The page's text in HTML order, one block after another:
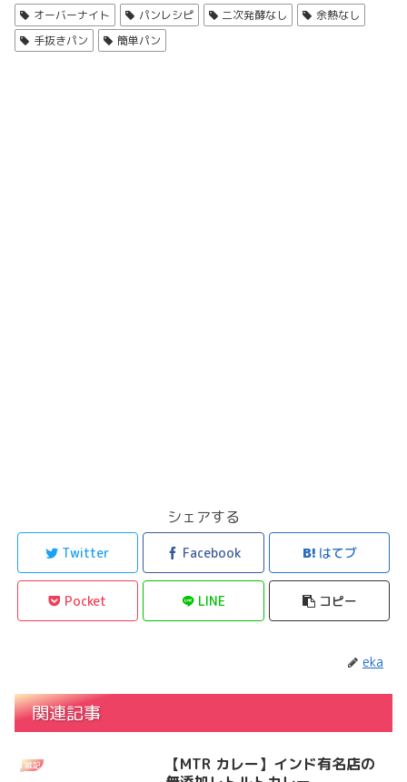
オーバーナイト パンレシピ 二次発酵なし
余熱なし
手抜きパン
簡単パン
シェアする
Twitter Facebook はてブ
Pocket LINE コピー
eka
関連記事
雑記
【MTR カレー】インド有名店の